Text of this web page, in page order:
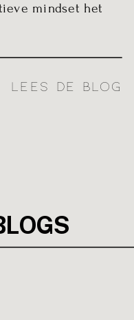
LEES DE BLOG
mindset het